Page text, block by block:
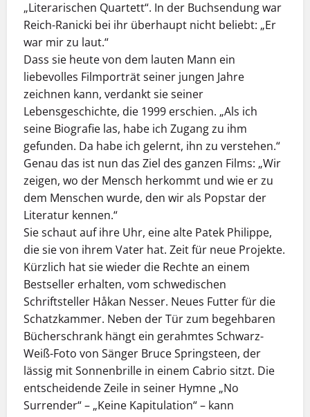
„Literarischen Quartett“. In der Buchsendung war
Reich-Ranicki bei ihr überhaupt nicht beliebt: „Er
war mir zu laut.“
Dass sie heute von dem lauten Mann ein
liebevolles Filmporträt seiner jungen Jahre
zeichnen kann, verdankt sie seiner
Lebensgeschichte, die 1999 erschien. „Als ich
seine Biografie las, habe ich Zugang zu ihm
gefunden. Da habe ich gelernt, ihn zu verstehen.“
Genau das ist nun das Ziel des ganzen Films: „Wir
zeigen, wo der Mensch herkommt und wie er zu
dem Menschen wurde, den wir als Popstar der
Literatur kennen.“
Sie schaut auf ihre Uhr, eine alte Patek Philippe,
die sie von ihrem Vater hat. Zeit für neue Projekte.
Kürzlich hat sie wieder die Rechte an einem
Bestseller erhalten, vom schwedischen
Schriftsteller Håkan Nesser. Neues Futter für die
Schatzkammer. Neben der Tür zum begehbaren
Bücherschrank hängt ein gerahmtes Schwarz-
Weiß-Foto von Sänger Bruce Springsteen, der
lässig mit Sonnenbrille in einem Cabrio sitzt. Die
entscheidende Zeile in seiner Hymne „No
Surrender“ – „Keine Kapitulation“ – kann